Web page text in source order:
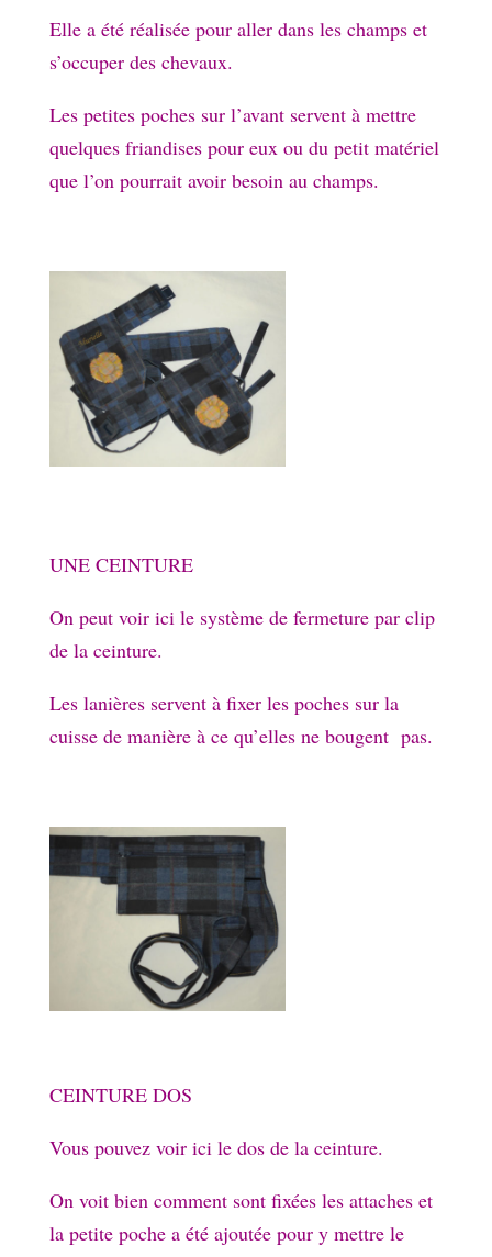
Elle a été réalisée pour aller dans les champs et
s’occuper des chevaux.
Les petites poches sur l’avant servent à mettre
quelques friandises pour eux ou du petit matériel
que l’on pourrait avoir besoin au champs.
UNE CEINTURE
On peut voir ici le système de fermeture par clip
de la ceinture.
Les lanières servent à fixer les poches sur la
cuisse de manière à ce qu’elles ne bougent pas.
CEINTURE DOS
Vous pouvez voir ici le dos de la ceinture.
On voit bien comment sont fixées les attaches et
la petite poche a été ajoutée pour y mettre le